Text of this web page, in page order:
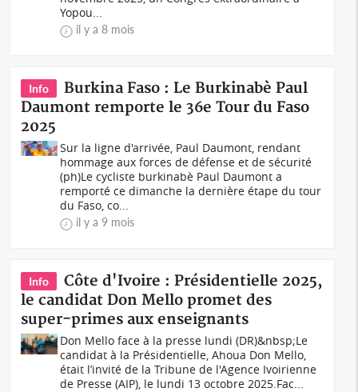
Yopou...
il y a 8 mois
Info
Burkina Faso : Le Burkinabè Paul
Daumont remporte le 36e Tour du Faso
2025
Sur la ligne d'arrivée, Paul Daumont, rendant
hommage aux forces de défense et de sécurité
(ph)Le cycliste burkinabè Paul Daumont a
remporté ce dimanche la dernière étape du tour
du Faso, co...
il y a 9 mois
Info
Côte d'Ivoire : Présidentielle 2025,
le candidat Don Mello promet des
super-primes aux enseignants
Don Mello face à la presse lundi (DR)&nbsp;Le
candidat à la Présidentielle, Ahoua Don Mello,
était l’invité de la Tribune de l'Agence Ivoirienne
de Presse (AIP), le lundi 13 octobre 2025.Fac...